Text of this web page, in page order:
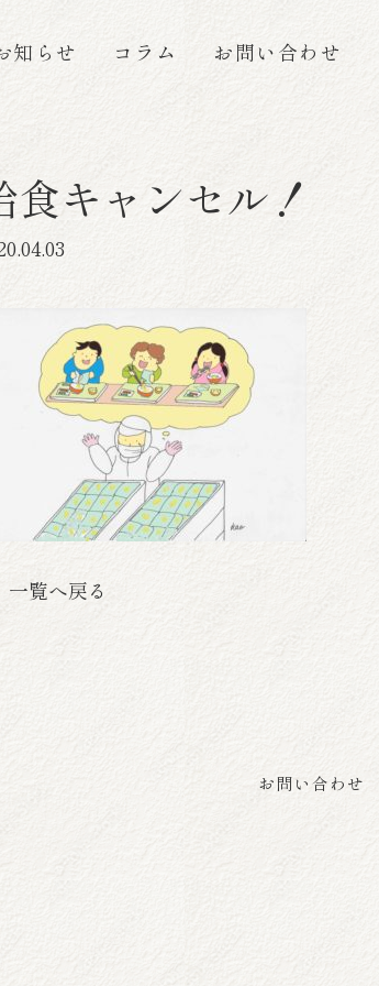
知らせ コラム お問い合わせ
食キャンセル！
一覧へ戻る
お問い合わせ